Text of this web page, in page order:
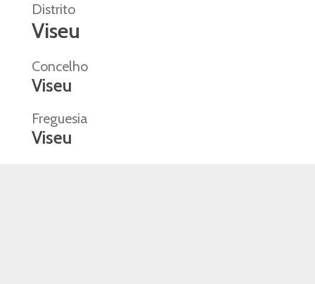
Distrito
Viseu
Concelho
Viseu
Freguesia
Viseu